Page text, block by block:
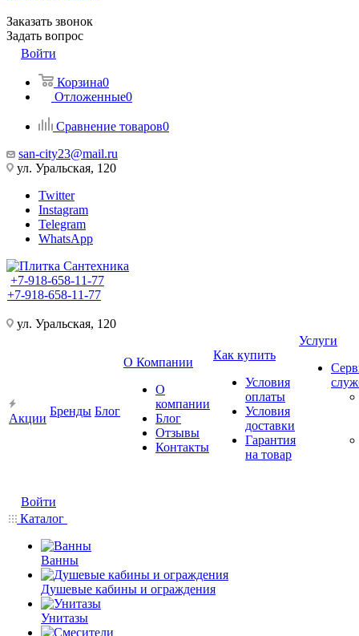
Заказать звонок
Задать вопрос
Войти
Корзина0
Отложенные0
Сравнение товаров0
san-city23@mail.ru
ул. Уральская, 120
Twitter
Instagram
Telegram
WhatsApp
+7-918-658-11-77
+7-918-658-11-77
ул. Уральская, 120
Акции
Бренды Блог
О Компании
О
компании
Блог
Отзывы
Контакты
Как купить
Условия
оплаты
Условия
доставки
Гарантия
на товар
Услуги
Войти
Каталог
Ванны
Душевые кабины и ограждения
Унитазы